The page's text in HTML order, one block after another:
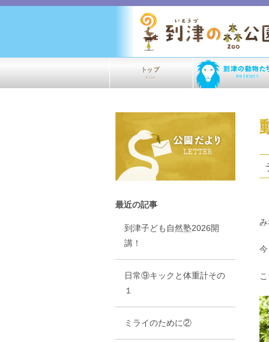
最近の記事
到津子ども自然塾2026開
講！
日常⑨キックと体重計その
１
ミライのために②